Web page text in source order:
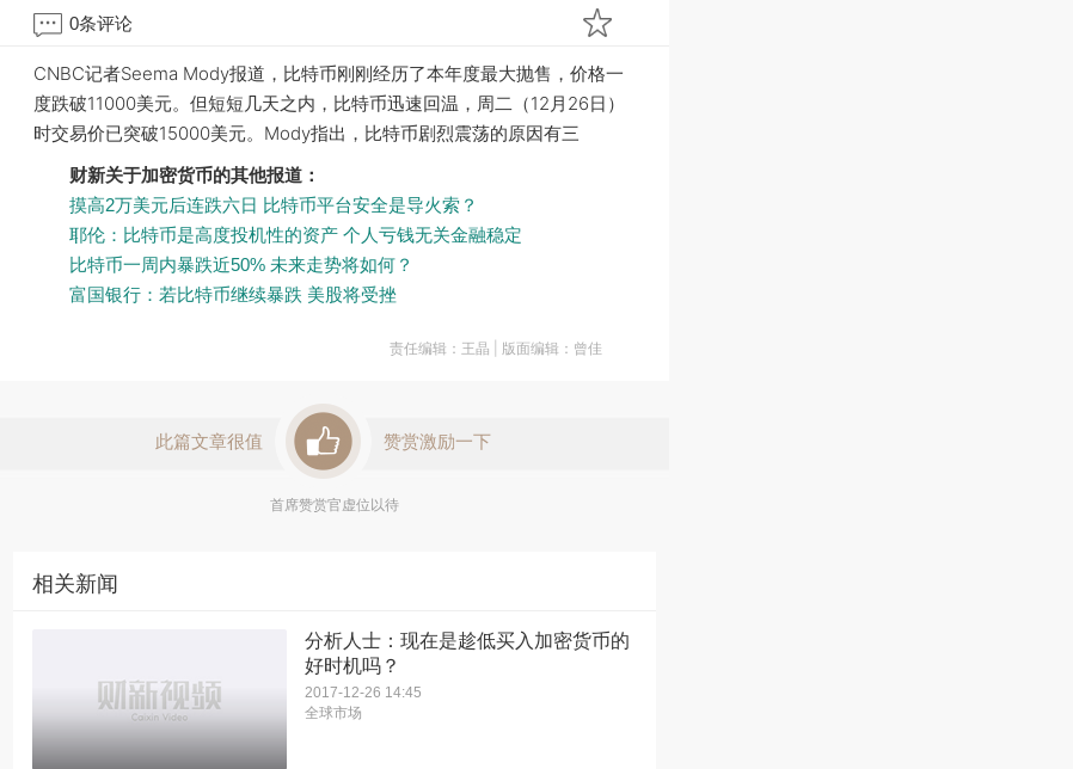
0条评论
CNBC记者Seema Mody报道，比特币刚刚经历了本年度最大抛售，价格一
度跌破11000美元。但短短几天之内，比特币迅速回温，周二（12月26日）
时交易价已突破15000美元。Mody指出，比特币剧烈震荡的原因有三
财新关于加密货币的其他报道：
摸高2万美元后连跌六日 比特币平台安全是导火索？
耶伦：比特币是高度投机性的资产 个人亏钱无关金融稳定
比特币一周内暴跌近50% 未来走势将如何？
富国银行：若比特币继续暴跌 美股将受挫
责任编辑：王晶 | 版面编辑：曾佳
此篇文章很值 赞赏激励一下
首席赞赏官虚位以待
相关新闻
分析人士：现在是趁低买入加密货币的
好时机吗？
2017-12-26 14:45
全球市场